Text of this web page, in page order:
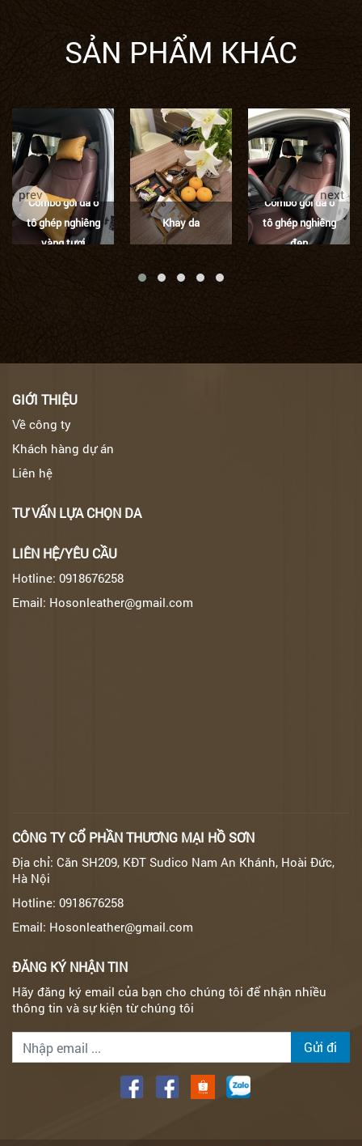
SẢN PHẨM KHÁC
Combo gối da ô
tô ghép nghiêng
vàng tươi
Khay da
Combo gối da ô
tô ghép nghiêng
đen
prev next
GIỚI THIỆU
Về công ty
Khách hàng dự án
Liên hệ
TƯ VẤN LỰA CHỌN DA
LIÊN HỆ/YÊU CẦU
Hotline: 0918676258
Email: Hosonleather@gmail.com
CÔNG TY CỔ PHẦN THƯƠNG MẠI HỒ SƠN
Địa chỉ: Căn SH209, KĐT Sudico Nam An Khánh, Hoài Đức,
Hà Nội
Hotline: 0918676258
Email: Hosonleather@gmail.com
ĐĂNG KÝ NHẬN TIN
Hãy đăng ký email của bạn cho chúng tôi để nhận nhiều
thông tin và sự kiện từ chúng tôi
Gửi đi